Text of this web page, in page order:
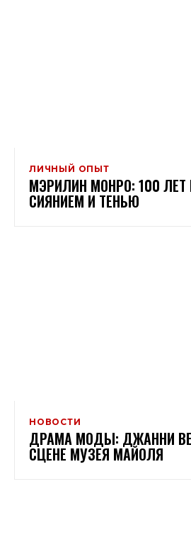
ЛИЧНЫЙ ОПЫТ
МЭРИЛИН МОНРО: 100
СИЯНИЕМ И ТЕНЬЮ
НОВОСТИ
ДРАМА МОДЫ: ДЖАННИ
СЦЕНЕ МУЗЕЯ МАЙОЛЯ